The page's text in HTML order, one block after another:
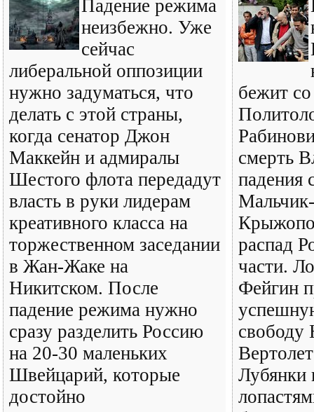
Падение режима
неизбежно. Уже
сейчас
либеральной оппозиции
нужно задуматься, что
делать с этой страны,
когда сенатор Джон
Маккейн и адмиралы
Шестого флота передадут
власть в руки лидерам
креативного класса на
торжественном заседании
в Жан-Жаке на
Никитском. После
падение режима нужно
сразу разделить Россию
на 20-30 маленьких
Швейцарий, которые
достойно
бежит
смерть
падения
распад
части.
Фейгин
свободу
Лубянки